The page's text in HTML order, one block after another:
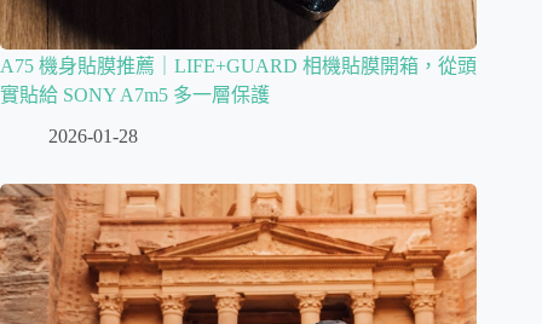
A75 機身貼膜推薦｜LIFE+GUARD 相機貼膜開箱，從頭
實貼給 SONY A7m5 多一層保護
2026-01-28